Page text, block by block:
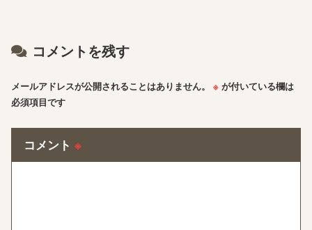
コメントを残す
メールアドレスが公開されることはありません。 ※ が付いている欄は
必須項目です
コメント ※